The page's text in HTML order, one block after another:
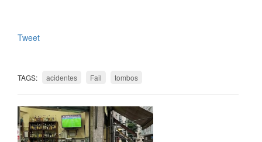
Tweet
TAGS: acidentes Fail tombos